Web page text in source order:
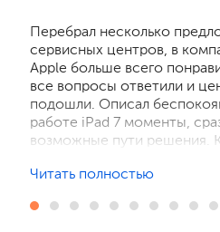
Перебрал несколько
сервисных центров, в
Apple больше всего
все вопросы ответили и
подошли. Описал
работе iPad 7 моменты,
возможные пути решения.
отзвонились по итогам
порадовал, без лишнего
Читать полностью